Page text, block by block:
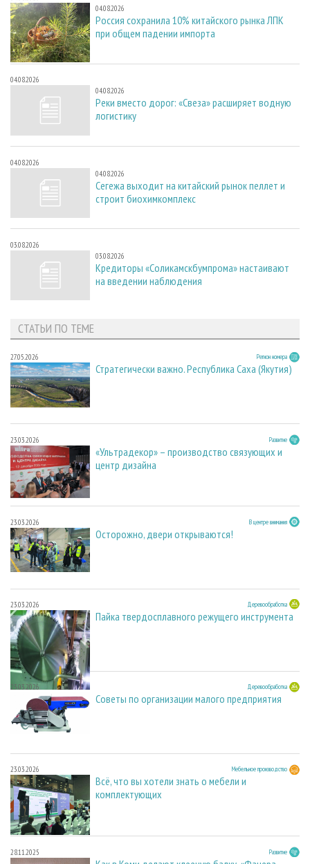
04.08.2026
Россия сохранила 10% китайского рынка ЛПК
при общем падении импорта
04.08.2026
04.08.2026
Реки вместо дорог: «Свеза» расширяет водную
логистику
04.08.2026
04.08.2026
Сегежа выходит на китайский рынок пеллет и
строит биохимкомплекс
03.08.2026
03.08.2026
Кредиторы «Соликамскбумпрома» настаивают
на введении наблюдения
СТАТЬИ ПО ТЕМЕ
27.05.2026 Регион номера
Стратегически важно. Республика Саха (Якутия)
23.03.2026 Развитие
«Ультрадекор» – производство связующих и
центр дизайна
23.03.2026 В центре внимания
Осторожно, двери открываются!
23.03.2026 Деревообработка
Пайка твердосплавного режущего инструмента
23.03.2026 Деревообработка
Советы по организации малого предприятия
23.03.2026 Мебельное производство
Всё, что вы хотели знать о мебели и
комплектующих
28.11.2025 Развитие